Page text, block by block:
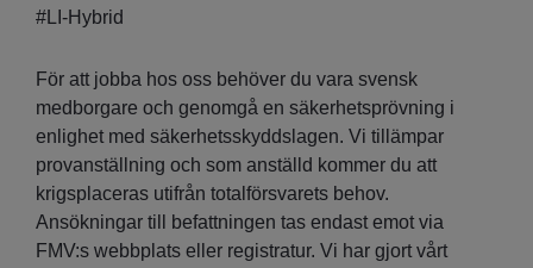
#LI-Hybrid
För att jobba hos oss behöver du vara svensk
medborgare och genomgå en säkerhetsprövning i
enlighet med säkerhetsskyddslagen. Vi tillämpar
provanställning och som anställd kommer du att
krigsplaceras utifrån totalförsvarets behov.
Ansökningar till befattningen tas endast emot via
FMV:s webbplats eller registratur. Vi har gjort vårt